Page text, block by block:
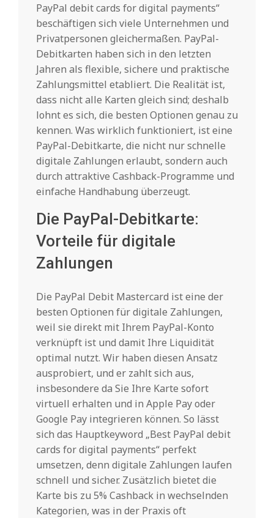
PayPal debit cards for digital payments“
beschäftigen sich viele Unternehmen und
Privatpersonen gleichermaßen. PayPal-
Debitkarten haben sich in den letzten
Jahren als flexible, sichere und praktische
Zahlungsmittel etabliert. Die Realität ist,
dass nicht alle Karten gleich sind; deshalb
lohnt es sich, die besten Optionen genau zu
kennen. Was wirklich funktioniert, ist eine
PayPal-Debitkarte, die nicht nur schnelle
digitale Zahlungen erlaubt, sondern auch
durch attraktive Cashback-Programme und
einfache Handhabung überzeugt.
Die PayPal-Debitkarte:
Vorteile für digitale
Zahlungen
Die PayPal Debit Mastercard ist eine der
besten Optionen für digitale Zahlungen,
weil sie direkt mit Ihrem PayPal-Konto
verknüpft ist und damit Ihre Liquidität
optimal nutzt. Wir haben diesen Ansatz
ausprobiert, und er zahlt sich aus,
insbesondere da Sie Ihre Karte sofort
virtuell erhalten und in Apple Pay oder
Google Pay integrieren können. So lässt
sich das Hauptkeyword „Best PayPal debit
cards for digital payments“ perfekt
umsetzen, denn digitale Zahlungen laufen
schnell und sicher. Zusätzlich bietet die
Karte bis zu 5% Cashback in wechselnden
Kategorien, was in der Praxis oft